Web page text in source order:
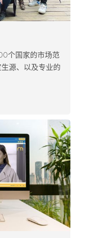
个国家的市场范
源、以及专业的